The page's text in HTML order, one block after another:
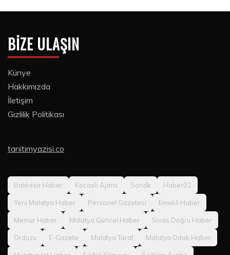
BIZE ULAŞIN
Künye
Hakkımızda
İletişim
Gizlilik Politikası
tanitimyazisi.co
Balıkesir Haber Kocaeli Ajans Sondk Haber02
Yeni Malatya Haber Personel Gazetesi Emekli Haber
Memur Haber Malatya Güncel Haber Sivas Doğru Haber
Orduzu E-Gazete Malatya Taraf Malatya Odak Haber